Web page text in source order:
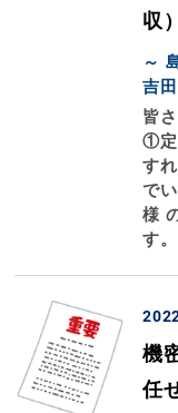
収）
～
吉
皆
①定
す
で
様
す
機
任